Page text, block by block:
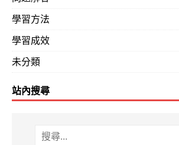
學習方法
學習成效
未分類
站內搜尋